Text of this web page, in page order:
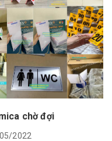
chờ đợi
2022